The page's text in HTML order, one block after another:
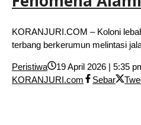
KORANJURI.COM – Koloni
terbang berkerumun melintasi
Peristiwa 19 April 2026 | 5:35
KORANJURI.com
Sebar